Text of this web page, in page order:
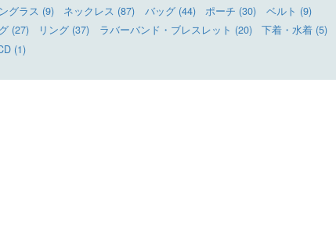
グラス (9) ネックレス (87) バッグ (44) ポーチ (30)
ベルト (9)
(27) リング (37) ラバーバンド・ブレスレット (20)
下着・水着 (5)
(1)